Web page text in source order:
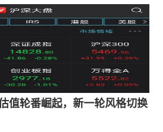
值轮番崛起，新一轮风格切换